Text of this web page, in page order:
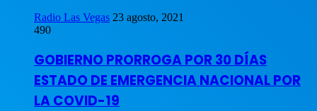
Radio Las Vegas 23 agosto, 2021
490
GOBIERNO PRORROGA POR 30 DÍAS
ESTADO DE EMERGENCIA NACIONAL POR
LA COVID-19